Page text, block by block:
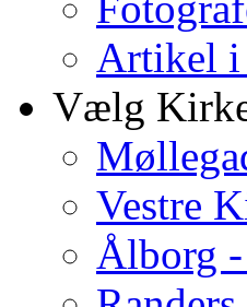
Artikel i
Vælg
Vestre
Ålborg